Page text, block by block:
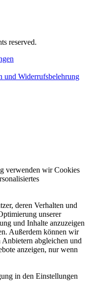
reserved.
und Widerrufsbelehrung
verwenden wir Cookies
deren Verhalten und
unserer
und Inhalte anzuzeigen
Außerdem können wir
abgleichen und
anzeigen, nur wenn
in den Einstellungen